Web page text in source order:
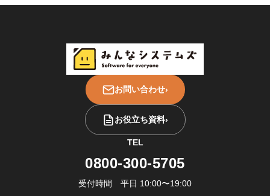
お問い合わせ›
お役立ち資料›
TEL
0800-300-5705
受付時間 平日 10:00〜19:00